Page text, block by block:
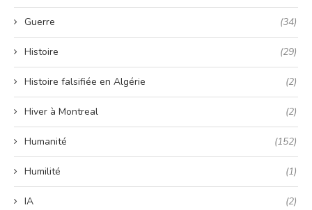
Guerre (34)
Histoire (29)
Histoire falsifiée en Algérie (2)
Hiver à Montreal (2)
Humanité (152)
Humilité (1)
IA (2)